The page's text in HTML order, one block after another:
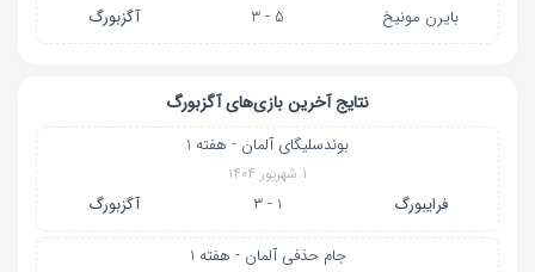
بایرن‌ مونیخ 5 - 3 آگزبورگ
نتایج آخرین بازی‌های آگزبورگ
بوندسلیگای آلمان - هفته 1
۱ شهریور ۱۴۰۴
فرایبورگ 1 - 3 آگزبورگ
جام حذفی آلمان - هفته 1